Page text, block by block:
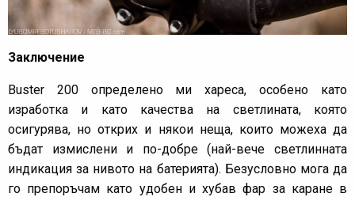
Заключение
Buster 200 определено ми хареса, особено като
изработка и като качества на светлината, която
осигурява, но открих и някои неща, които можеха да
бъдат измислени и по-добре (най-вече светлинната
индикация за нивото на батерията). Безусловно мога да
го препоръчам като удобен и хубав фар за каране в